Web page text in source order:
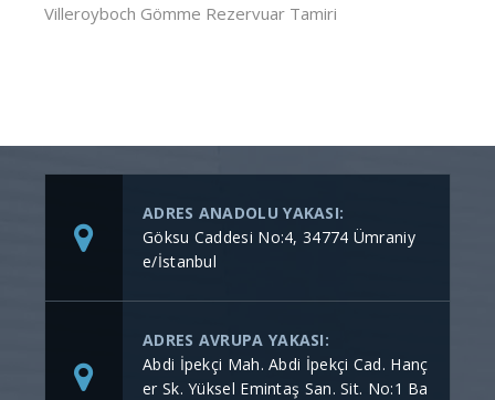
Villeroyboch Gömme Rezervuar Tamiri
ADRES ANADOLU YAKASI:
Göksu Caddesi No:4, 34774 Ümraniy
e/İstanbul
ADRES AVRUPA YAKASI:
Abdi İpekçi Mah. Abdi İpekçi Cad. Hanç
er Sk. Yüksel Emintaş San. Sit. No:1 Ba